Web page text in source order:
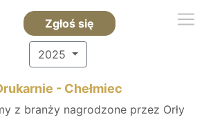
Zgłoś się
2025
- Chełmiec
z branży nagrodzone przez Orły